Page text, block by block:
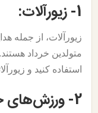
1- زیورآلات:
زیورآلات، از جمله
متولدین خرداد
استفاده کنید و
2- ورزش‌های خاص: